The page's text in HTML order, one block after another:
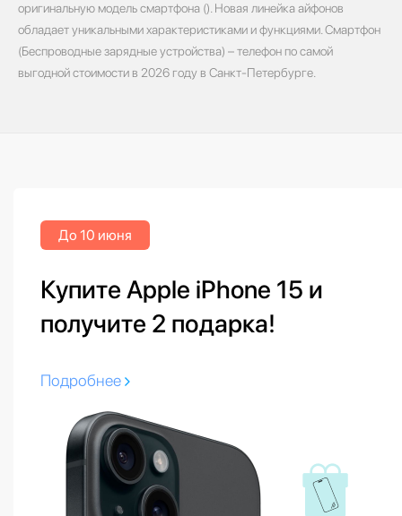
оригинальную модель смартфона (). Новая линейка айфонов
обладает уникальными характеристиками и функциями. Смартфон
(Беспроводные зарядные устройства) – телефон по самой
выгодной стоимости в 2026 году в Санкт-Петербурге.
До 10 июня
Купите Apple iPhone 15 и
получите 2 подарка!
Подробнее